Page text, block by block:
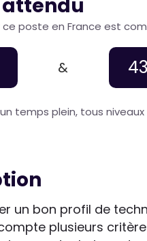
ce poste en France est
&
un temps plein, tous
un bon profil de
plusieurs